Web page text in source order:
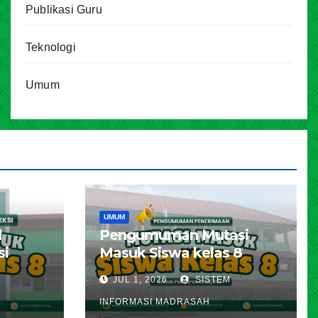
Publikasi Guru
Teknologi
Umum
UMUM
Pengumuman Mutasi
Masuk Siswa kelas 8
Tahun Pelajaran 2026 –
2027
JUL 1, 2026 SISTEM
INFORMASI MADRASAH